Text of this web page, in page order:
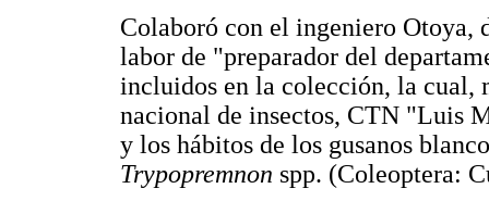
Colaboró con el ingeniero Otoya,
labor de "preparador del
incluidos en la colección, la cual,
nacional de insectos, CTN "Luis
y los hábitos de los gusanos
Trypopremnon spp. (Coleoptera: